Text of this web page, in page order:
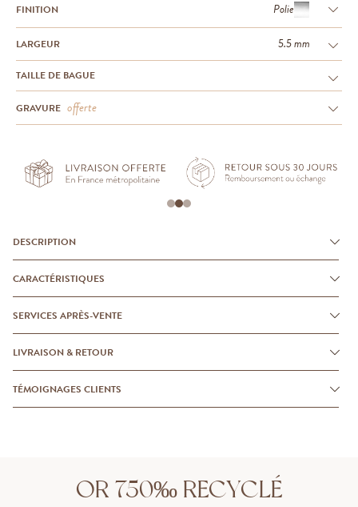
FINITION Polie
LARGEUR 5.5 mm
TAILLE DE BAGUE
GRAVURE offerte
DESCRIPTION
CARACTÉRISTIQUES
SERVICES APRÈS-VENTE
LIVRAISON & RETOUR
TÉMOIGNAGES CLIENTS
OR 750‰ RECYCLÉ